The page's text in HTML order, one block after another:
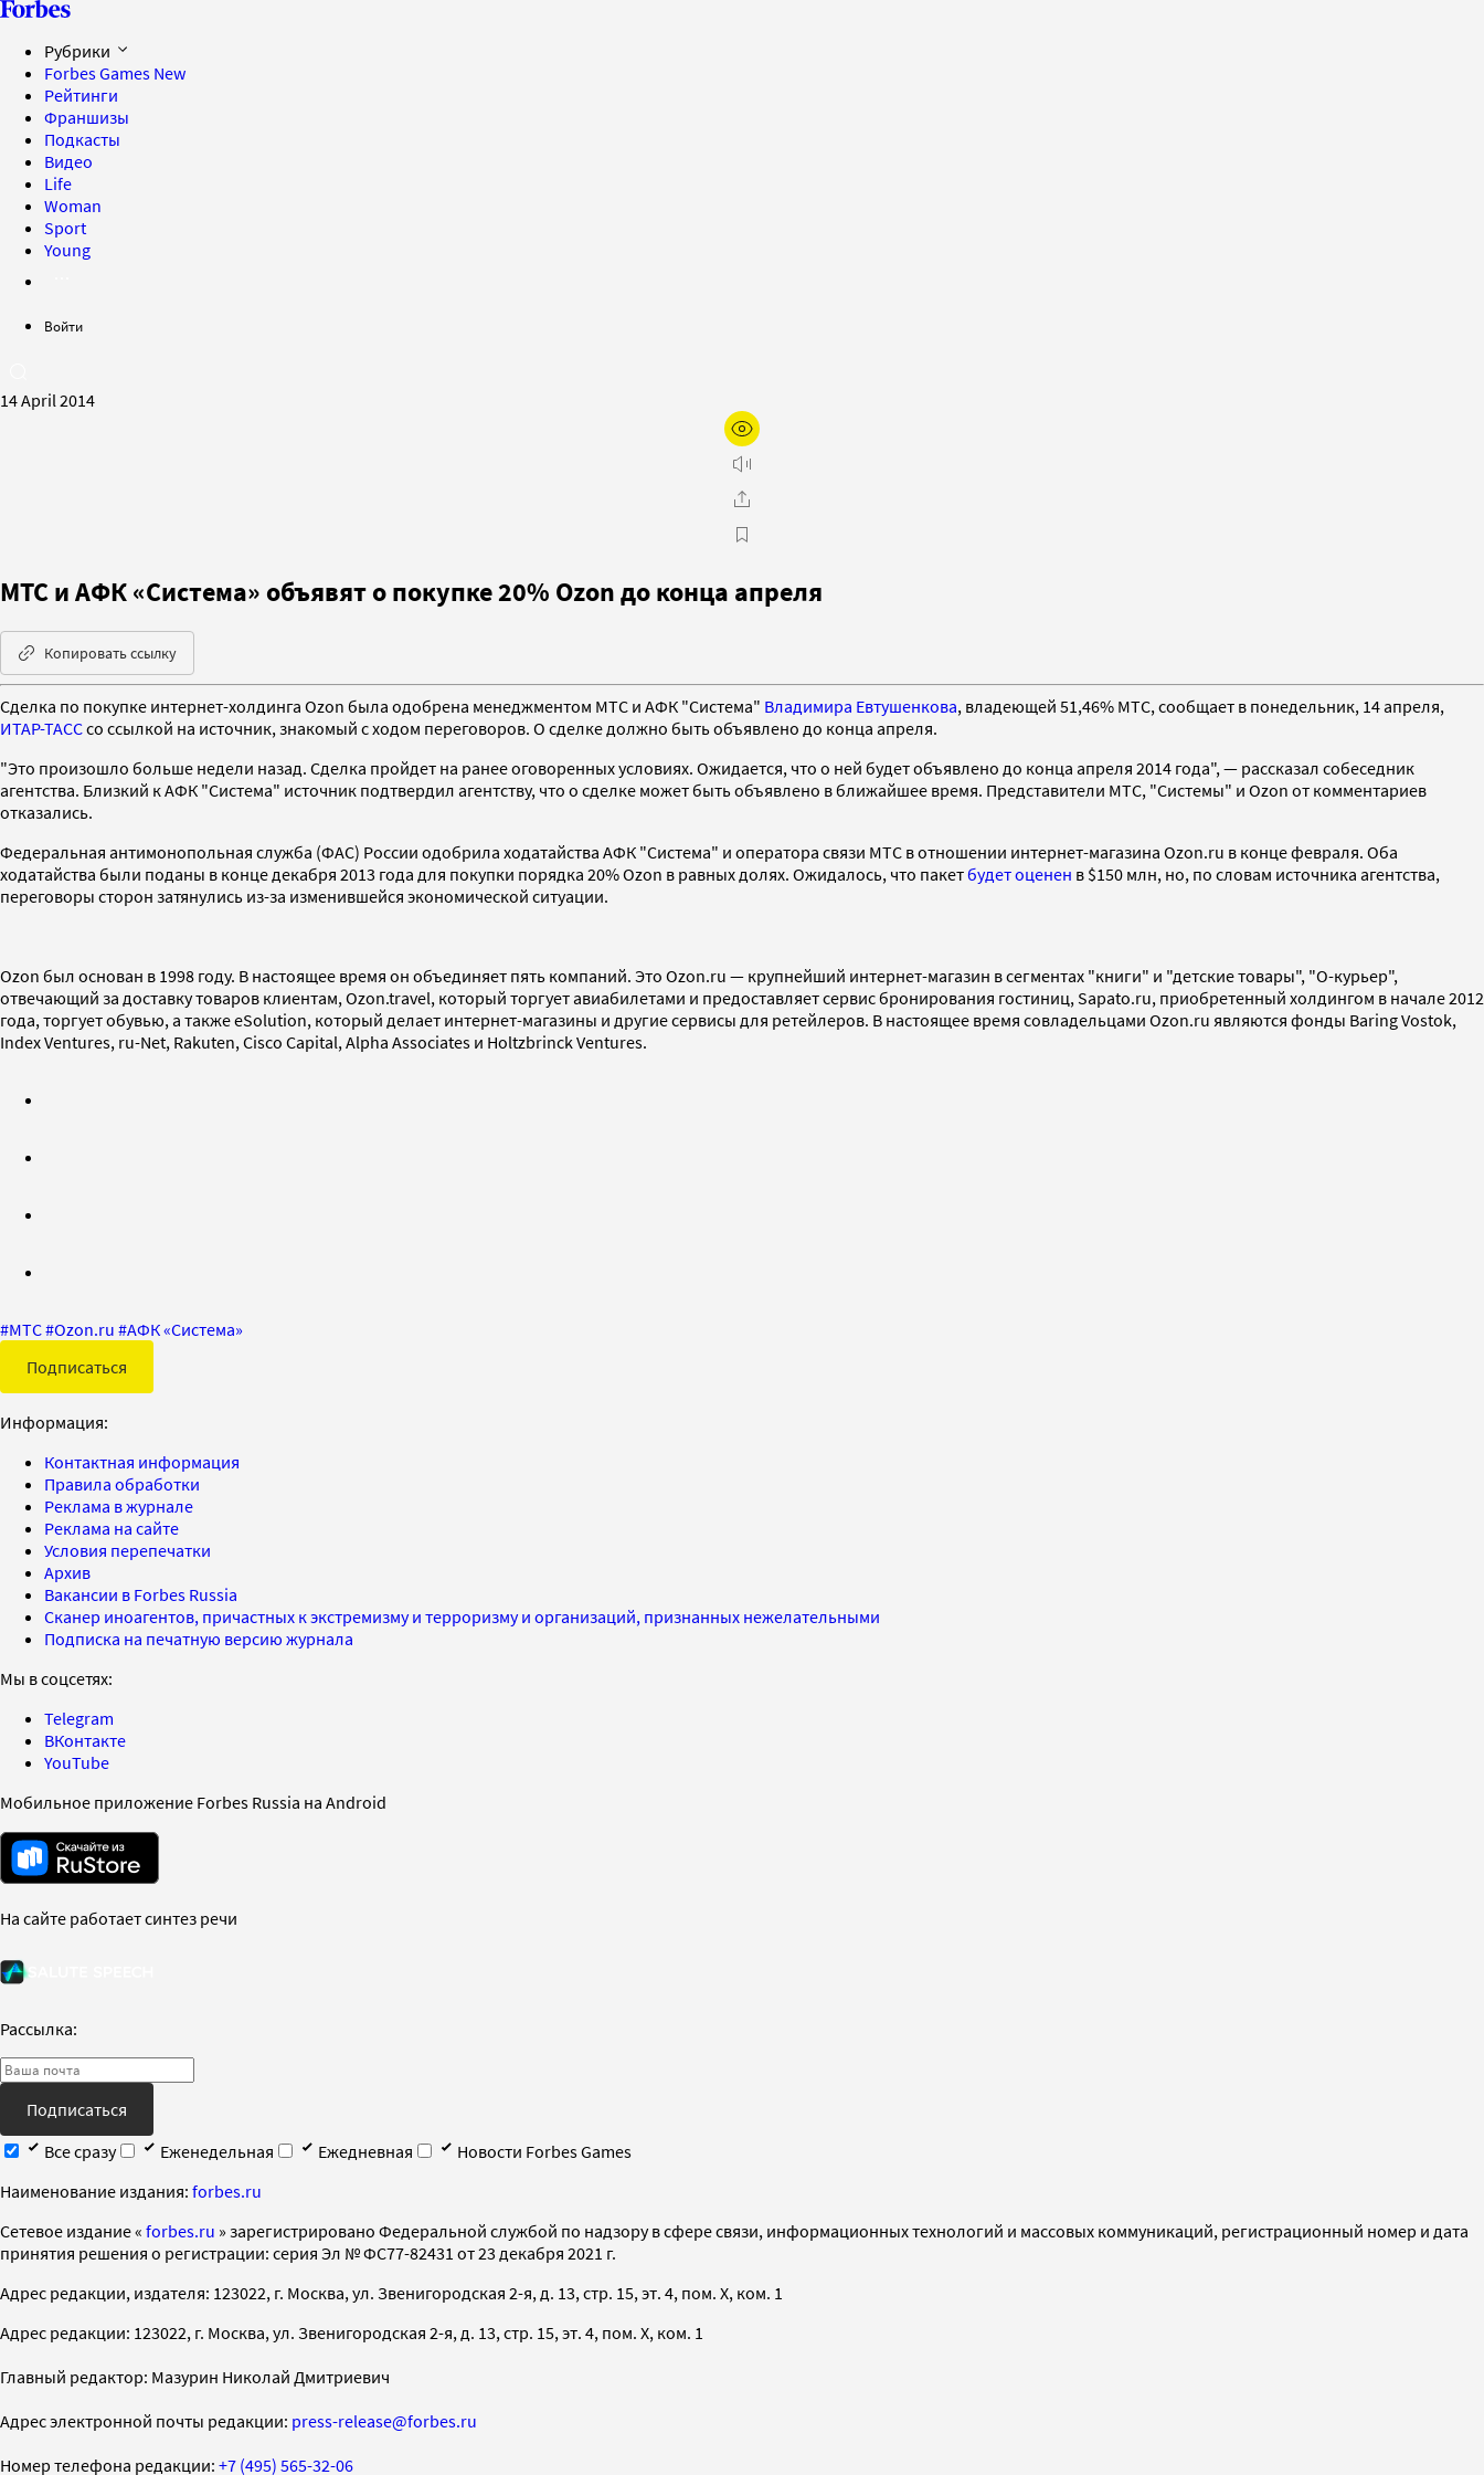
Рубрики
Forbes Games New
Рейтинги
Франшизы
Подкасты
Видео
Life
Woman
Sport
Young
Войти
14 April 2014
МТС и АФК «Система» объявят о покупке 20% Ozon до конца апреля
Копировать ссылку
Сделка по покупке интернет-холдинга Ozon была одобрена менеджментом МТС и АФК "Система" Владимира Евтушенкова, владеющей 51,46% МТС, сообщает в понедельник, 14 апреля,
ИТАР-ТАССсо ссылкой на источник, знакомый с ходом переговоров. О сделке должно быть объявлено до конца апреля.
"Это произошло больше недели назад. Сделка пройдет на ранее оговоренных условиях. Ожидается, что о ней будет объявлено до конца апреля 2014 года", — рассказал собеседник
агентства. Близкий к АФК "Система" источник подтвердил агентству, что о сделке может быть объявлено в ближайшее время. Представители МТС, "Системы" и Ozon от комментариев
отказались.
Федеральная антимонопольная служба (ФАС) России одобрила ходатайства АФК "Система" и оператора связи МТС в отношении интернет-магазина Ozon.ru в конце февраля. Оба
ходатайства были поданы в конце декабря 2013 года для покупки порядка 20% Ozon в равных долях. Ожидалось, что пакетбудет оценен в $150 млн, но, по словам источника агентства,
переговоры сторон затянулись из-за изменившейся экономической ситуации.
Ozon был основан в 1998 году. В настоящее время он объединяет пять компаний. Это Ozon.ru — крупнейший интернет-магазин в сегментах "книги" и "детские товары", "О-курьер",
отвечающий за доставку товаров клиентам, Ozon.travel, который торгует авиабилетами и предоставляет сервис бронирования гостиниц, Sapato.ru, приобретенный холдингом в начале 2012
года, торгует обувью, а также eSolution, который делает интернет-магазины и другие сервисы для ретейлеров. В настоящее время совладельцами Ozon.ru являются фонды Baring Vostok,
Index Ventures, ru-Net, Rakuten, Cisco Capital, Alpha Associates и Holtzbrinck Ventures.
#МТС#Ozon.ru #АФК «Система»
Подписаться
Информация:
Контактная информация
Правила обработки
Реклама в журнале
Реклама на сайте
Условия перепечатки
Архив
Вакансии в Forbes Russia
Сканер иноагентов, причастных к экстремизму и терроризму и организаций, признанных нежелательными
Подписка на печатную версию журнала
Мы в соцсетях:
Telegram
ВКонтакте
YouTube
Мобильное приложение Forbes Russia на Android
На сайте работает синтез речи
Рассылка:
Подписаться
Все сразу
Еженедельная Ежедневная
Новости Forbes Games
Наименование издания: forbes.ru
Cетевое издание « forbes.ru » зарегистрировано Федеральной службой по надзору в сфере связи, информационных технологий и массовых коммуникаций, регистрационный номер и дата
принятия решения о регистрации: серия Эл № ФС77-82431 от 23 декабря 2021 г.
Адрес редакции, издателя: 123022, г. Москва, ул. Звенигородская 2-я, д. 13, стр. 15, эт. 4, пом. X, ком. 1
Адрес редакции: 123022, г. Москва, ул. Звенигородская 2-я, д. 13, стр. 15, эт. 4, пом. X, ком. 1
Главный редактор: Мазурин Николай Дмитриевич
Адрес электронной почты редакции: press-release@forbes.ru
Номер телефона редакции: +7 (495) 565-32-06